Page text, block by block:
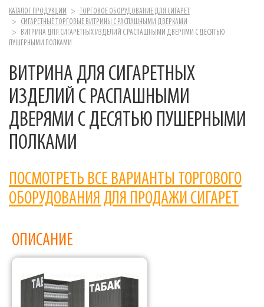
КАТАЛОГ ПРОДУКЦИИ
ТОРГОВОЕ ОБОРУДОВАНИЕ ДЛЯ СИГАРЕТ
СИГАРЕТНЫЕ ТОРГОВЫЕ ВИТРИНЫ С РАСПАШНЫМИ ДВЕРКАМИ
ВИТРИНА ДЛЯ СИГАРЕТНЫХ ИЗДЕЛИЙ С РАСПАШНЫМИ ДВЕРЯМИ С ДЕСЯТЬЮ
ПУШЕРНЫМИ ПОЛКАМИ
ВИТРИНА ДЛЯ СИГАРЕТНЫХ
ИЗДЕЛИЙ С РАСПАШНЫМИ
ДВЕРЯМИ С ДЕСЯТЬЮ ПУШЕРНЫМИ
ПОЛКАМИ
ПОСМОТРЕТЬ ВСЕ ВАРИАНТЫ ТОРГОВОГО
ОБОРУДОВАНИЯ ДЛЯ ПРОДАЖИ СИГАРЕТ
ОПИСАНИЕ